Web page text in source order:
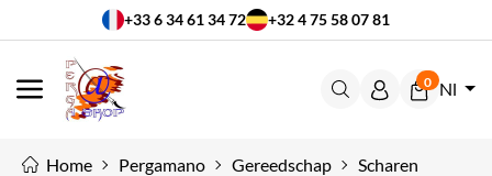
+33 6 34 61 34 72 +32 4 75 58 07 81
MENU
0 Nl
Home Pergamano Gereedschap Scharen